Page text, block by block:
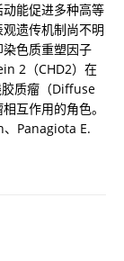
能促进多种高等
遗传机制尚不明
色质重塑因子
2（CHD2）在
质瘤（Diffuse
互作用的角色。
Panagiota E.